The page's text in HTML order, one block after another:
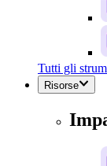
Tutti gli
Risorse